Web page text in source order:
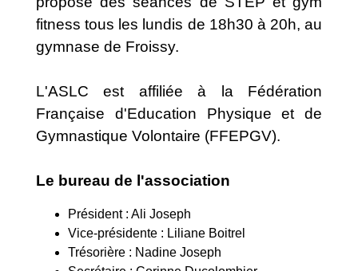
fitness tous les lundis de 18h30 à 20h, au
gymnase de Froissy.
L'ASLC est affiliée à la Fédération
Française d'Education Physique et de
Gymnastique Volontaire (FFEPGV).
Le bureau de l'association
Président : Ali Joseph
Vice-présidente : Liliane Boitrel
Trésorière : Nadine Joseph